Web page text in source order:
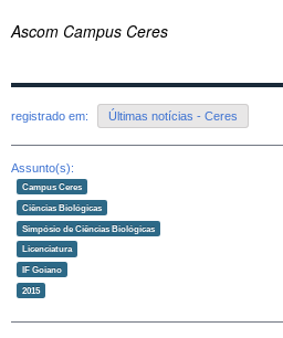
Ascom Campus Ceres
registrado em: Últimas notícias - Ceres
Assunto(s):
Campus Ceres
Ciências Biológicas
Simpósio de Ciências Biológicas
Licenciatura
IF Goiano
2015